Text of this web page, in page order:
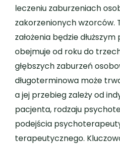
leczeniu zaburzeniach
zakorzenionych wzorców.
założenia będzie
obejmuje od roku do
głębszych zaburzeń
długoterminowa może
a jej przebieg zależy od
pacjenta, rodzaju
podejścia
terapeutycznego.